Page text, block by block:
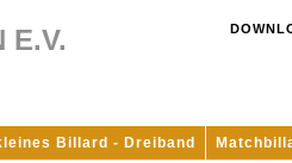
E.V.
Billard - Dreiband